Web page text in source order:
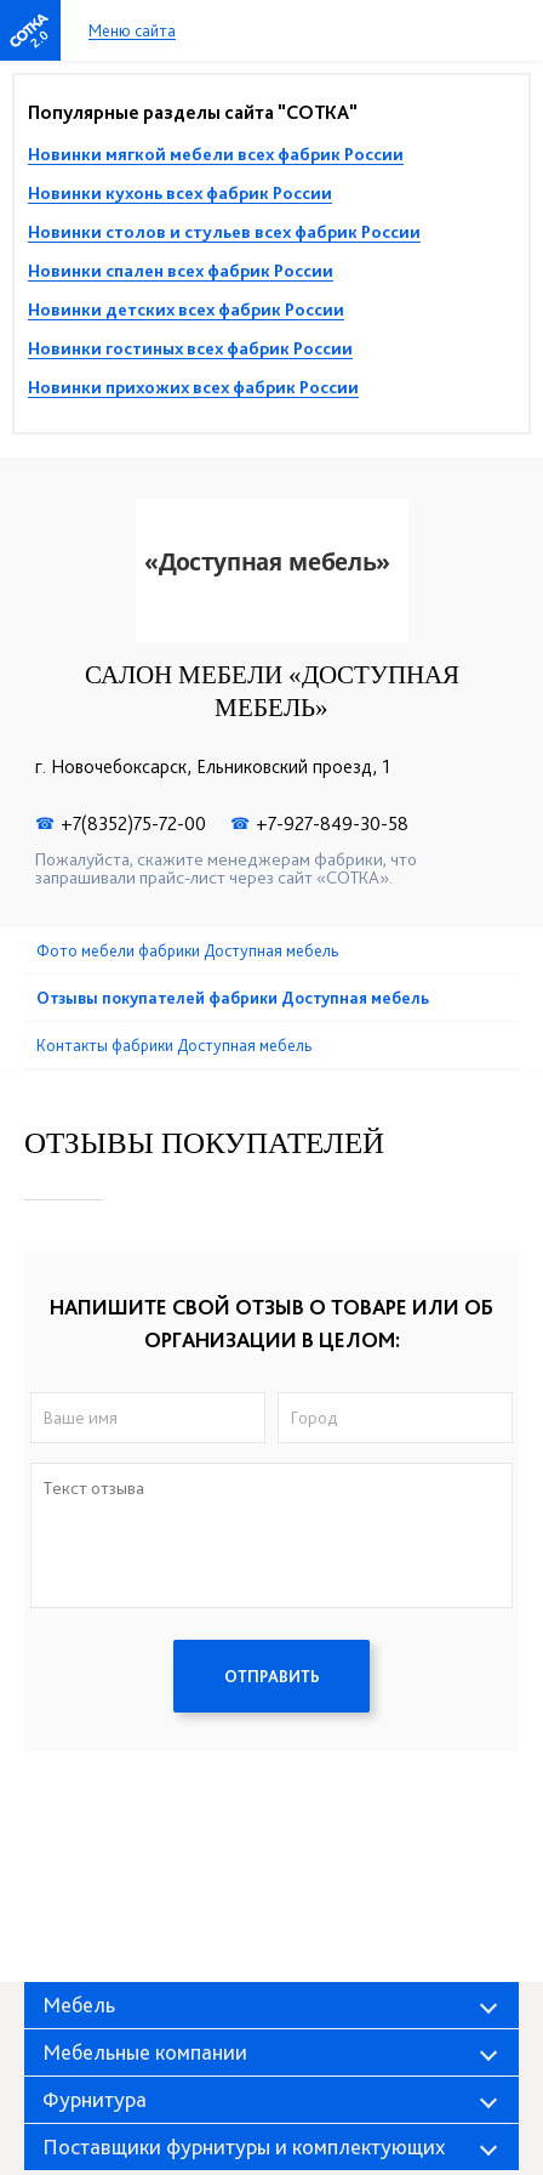
2.0 Меню сайта
Популярные разделы сайта "СОТКА"
Новинки мягкой мебели всех фабрик России
Новинки кухонь всех фабрик России
Новинки столов и стульев всех фабрик России
Новинки спален всех фабрик России
Новинки детских всех фабрик России
Новинки гостиных всех фабрик России
Новинки прихожих всех фабрик России
САЛОН МЕБЕЛИ «ДОСТУПНАЯ
МЕБЕЛЬ»
г. Новочебоксарск, Ельниковский проезд, 1
☎ +7(8352)75-72-00 ☎ +7-927-849-30-58
Пожалуйста, скажите менеджерам фабрики, что
запрашивали прайс-лист через сайт «СОТКА».
Фото мебели фабрики Доступная мебель
Отзывы покупателей фабрики Доступная мебель
Контакты фабрики Доступная мебель
ОТЗЫВЫ ПОКУПАТЕЛЕЙ
НАПИШИТЕ СВОЙ ОТЗЫВ О ТОВАРЕ ИЛИ ОБ
ОРГАНИЗАЦИИ В ЦЕЛОМ:
ОТПРАВИТЬ
Мебель
Мебельные компании
Фурнитура
Поставщики фурнитуры и комплектующих